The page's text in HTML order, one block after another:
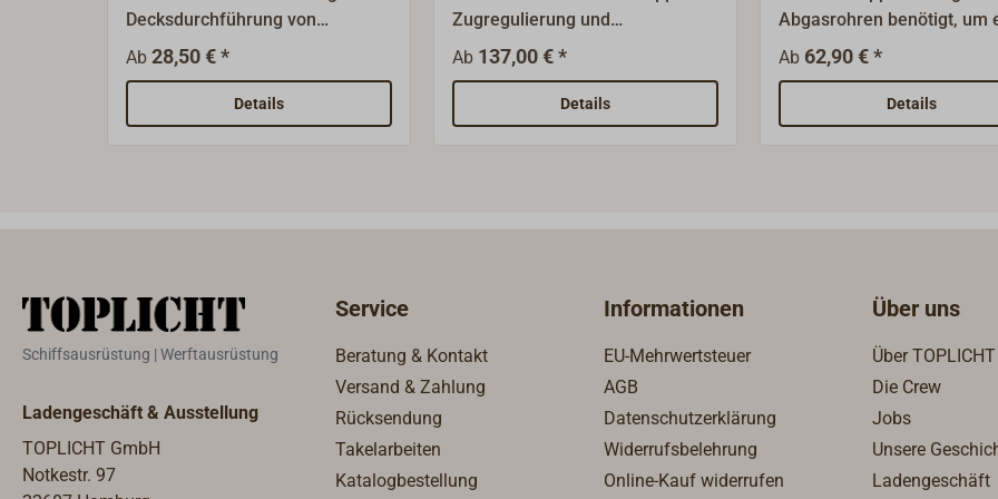
Decksdurchführung von
unten.Kleine, runde Platte aus
poliertem Edelstahl.
Ab 28,50 € *
Details
Zugregulierung und
Leistungsverbesserung der
REFLEKS-Öfen.Die
Abgasbelüftung wird direkt über
dem Ofen installiert und führt bei
Ab 137,00 € *
Details
Abgasrohren benötigt, um
dem Innendurchmesser
entsprechende Abgashaube
montieren zu können.
Ab 62,90 € *
Details
Schiffsausrüstung | Werftausrüstung
Ladengeschäft & Ausstellung
TOPLICHT GmbH
Notkestr. 97
Service
Beratung & Kontakt
Versand & Zahlung
Rücksendung
Takelarbeiten
Katalogbestellung
Informationen
EU-Mehrwertsteuer
AGB
Datenschutzerklärung
Widerrufsbelehrung
Online-Kauf widerrufen
Über uns
Über TOPLICHT
Die Crew
Jobs
Unsere
Ladengeschäft